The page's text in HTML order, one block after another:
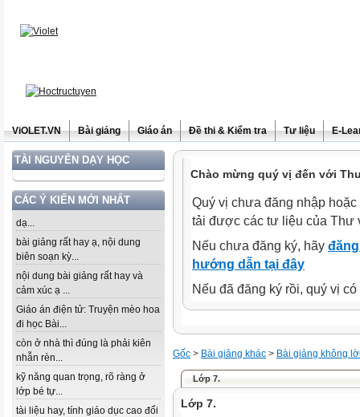
ViOLET.VN Bài giảng Giáo án Đề thi & Kiểm tra Tư liệu E-
TÀI NGUYÊN DẠY HỌC
CÁC Ý KIẾN MỚI NHẤT
dạ...
bài giảng rất hay ạ, nội dung
biên soạn kỳ...
nội dung bài giảng rất hay và
cảm xúc ạ ...
Giáo án điện tử: Truyện mèo hoa
đi học Bài...
còn ở nhà thì đúng là phải kiên
nhẫn rèn...
kỹ năng quan trọng, rõ ràng ở
lớp bé tự...
tài liệu hay, tính giáo dục cao đối
Chào mừng quý vị đến với
Quý vị chưa đăng nhập
tải được các tư liệu của Thư
Nếu chưa đăng ký, hãy
hướng dẫn tại đây
Nếu đã đăng ký rồi, quý vị
Gốc > Bài giảng khác > Bài giảng không
Lớp 7.
Lớp 7.